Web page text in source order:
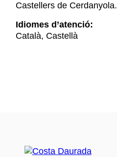
Castellers de Cerdanyola.
Idiomes d’atenció:
Català, Castellà